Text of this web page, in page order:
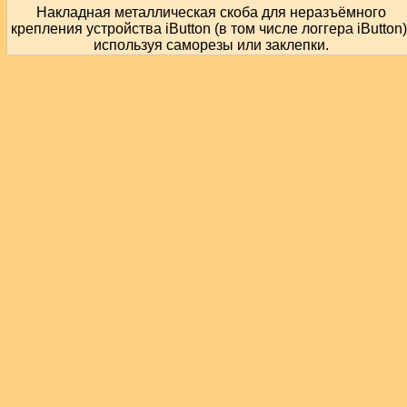
Накладная металлическая скоба для неразъёмного
крепления устройства iButton (в том числе логгера
используя саморезы или заклепки.